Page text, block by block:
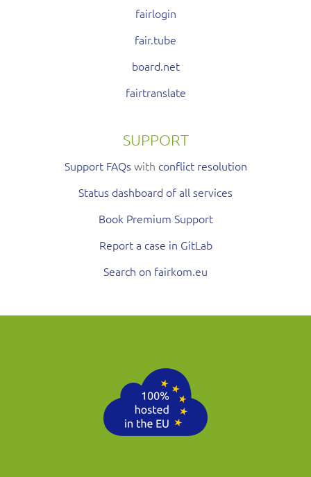
fairlogin
fair.tube
board.net
fairtranslate
SUPPORT
Support FAQswith conflict resolution
Status dashboard of all services
Book Premium Support
Report a case in GitLab
Search on fairkom.eu